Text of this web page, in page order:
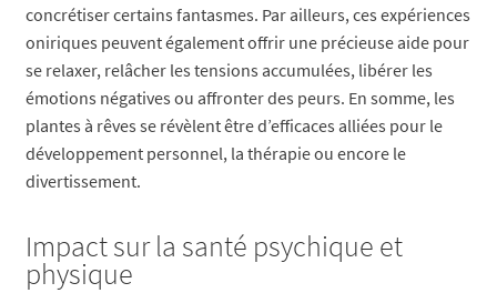
concrétiser certains fantasmes. Par ailleurs, ces expériences
oniriques peuvent également offrir une précieuse aide pour
se relaxer, relâcher les tensions accumulées, libérer les
émotions négatives ou affronter des peurs. En somme, les
plantes à rêves se révèlent être d’efficaces alliées pour le
développement personnel, la thérapie ou encore le
divertissement.
Impact sur la santé psychique et
physique